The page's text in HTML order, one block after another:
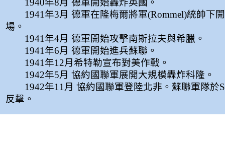
1941年3月 德軍在隆梅爾將軍(Rommel)統帥下
場。
1941年4月 德軍開始攻擊南斯拉夫與希臘。
1941年6月 德軍開始進兵蘇聯。
1941年12月希特勒宣布對美作戰。
1942年5月 協約國聯軍展開大規模轟炸科隆。
1942年11月 協約國聯軍登陸北非。蘇聯軍隊於
反擊。